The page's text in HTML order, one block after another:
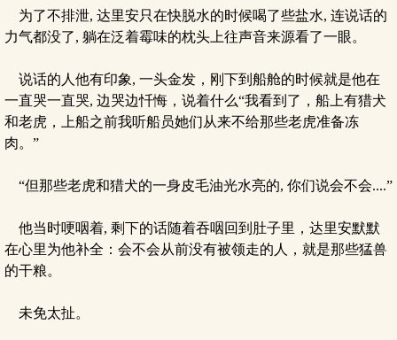
为了不排泄, 达里安只在快脱水的时候喝了些盐水, 连说话的
力气都没了, 躺在泛着霉味的枕头上往声音来源看了一眼。
说话的人他有印象, 一头金发，刚下到船舱的时候就是他在
一直哭一直哭, 边哭边忏悔，说着什么“我看到了，船上有猎犬
和老虎，上船之前我听船员她们从来不给那些老虎准备冻
肉。”
“但那些老虎和猎犬的一身皮毛油光水亮的, 你们说会不会....”
他当时哽咽着, 剩下的话随着吞咽回到肚子里，达里安默默
在心里为他补全：会不会从前没有被领走的人，就是那些猛兽
的干粮。
未免太扯。